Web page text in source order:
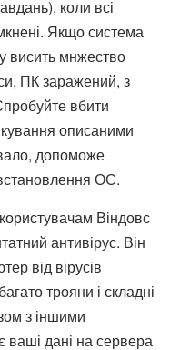
коли всі
Якщо система
висить мнжество
ПК заражений, з
вбити
описаними
допоможе
ОС.
Віндовс
антивірус. Він
від вірусів
трояни і складні
з іншими
ваші дані на сервера